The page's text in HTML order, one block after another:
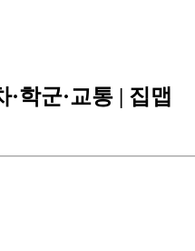
학군·교통 | 집맵